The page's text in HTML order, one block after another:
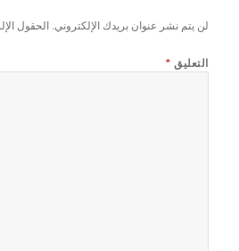
لن يتم نشر عنوان بريدك الإلكتروني. الحقول
التعليق *